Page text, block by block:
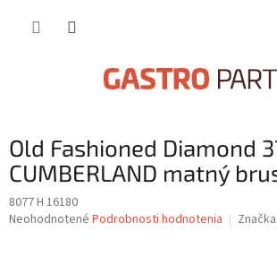
Old Fashioned Diamond
CUMBERLAND matný
8077 H 16180
Priemerné
Neohodnotené Podrobnosti hodnotenia Značka: